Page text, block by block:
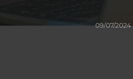
09/07/2024